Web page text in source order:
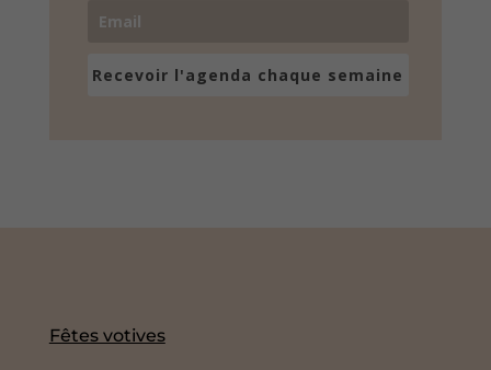
Recevoir l'agenda chaque semaine
Fêtes votives